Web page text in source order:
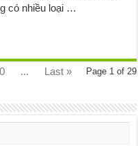
có nhiều loại …
Page 1 of 29
... Last »